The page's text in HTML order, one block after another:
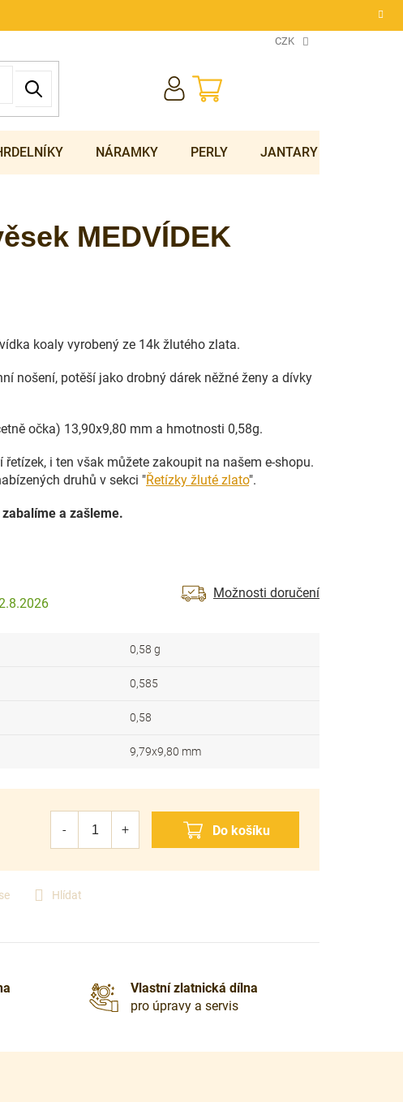
CZK
NÁKUPNÍ
KOŠÍK
NÁRAMKY PERLY JANTARY
koaly vyrobený ze 14k žlutého zlata.
nošení, potěší jako drobný dárek něžné ženy a dívky
očka) 13,90x9,80 mm a hmotnosti 0,58g.
i ten však můžete zakoupit na našem e-shopu.
druhů v sekci "Řetízky žluté zlato".
a zašleme.
Hlídat
MEDVÍDEK
Možnosti doručení
0,58 g
0,585
0,58
9,79x9,80 mm
Vlastní zlatnická dílna
pro úpravy a servis